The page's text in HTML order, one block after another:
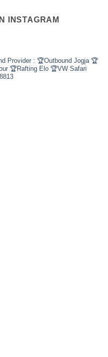
INSTAGRAM
Provider : 🏆Outbound Jogja 🏆
🏆Rafting Elo 🏆VW Safari